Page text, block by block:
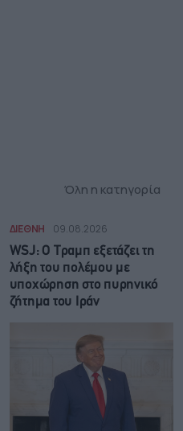
Όλη η κατηγορία
ΔΙΕΘΝΗ 09.08.2026
WSJ: Ο Τραμπ εξετάζει τη
λήξη του πολέμου με
υποχώρηση στο πυρηνικό
ζήτημα του Ιράν